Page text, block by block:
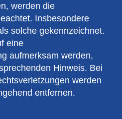
werden die
Insbesondere
solche gekennzeichnet.
eine
aufmerksam werden,
Hinweis. Bei
werden
entfernen.